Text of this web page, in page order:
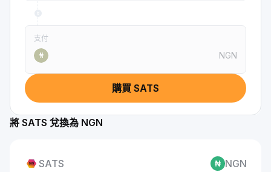
支付
₦
NGN
購買 SATS
將 SATS 兌換為 NGN
SATS NGN